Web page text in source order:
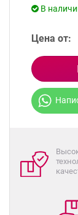
В
Цена от: